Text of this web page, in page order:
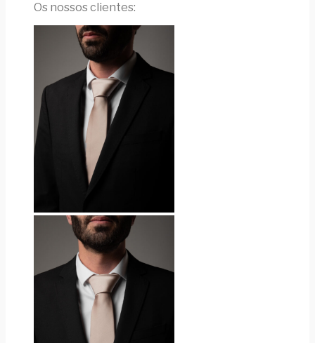
Os nossos clientes: